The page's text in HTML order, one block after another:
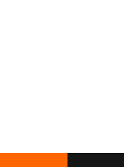
1/21 con el